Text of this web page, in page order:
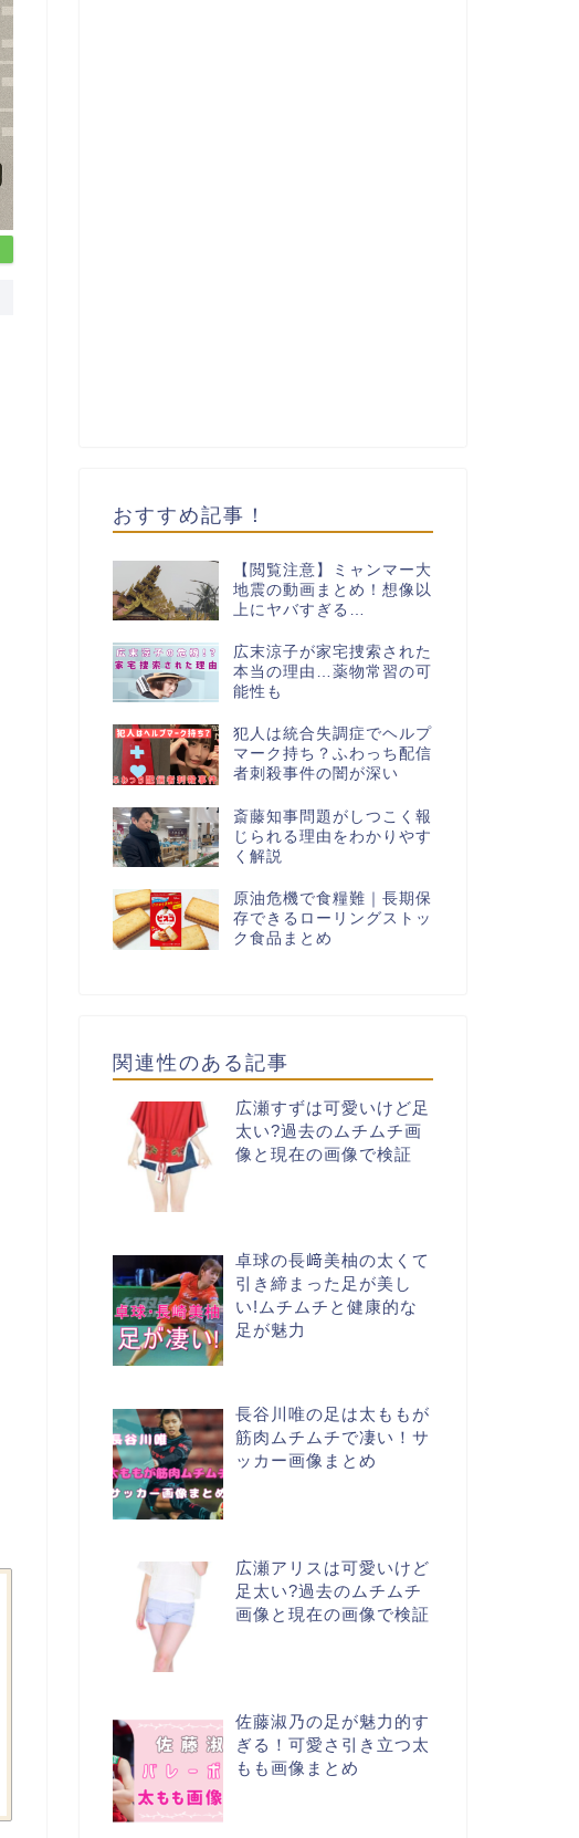
おすすめ記事！
【閲覧注意】ミャンマー大
地震の動画まとめ！想像以
上にヤバすぎる…
広末涼子が家宅捜索された
本当の理由…薬物常習の可
能性も
犯人は統合失調症でヘルプ
マーク持ち？ふわっち配信
者刺殺事件の闇が深い
斎藤知事問題がしつこく報
じられる理由をわかりやす
く解説
原油危機で食糧難｜長期保
存できるローリングストッ
ク食品まとめ
関連性のある記事
広瀬すずは可愛いけど足
太い?過去のムチムチ画
像と現在の画像で検証
卓球の長﨑美柚の太くて
引き締まった足が美し
い!ムチムチと健康的な
足が魅力
長谷川唯の足は太ももが
筋肉ムチムチで凄い！サ
ッカー画像まとめ
広瀬アリスは可愛いけど
足太い?過去のムチムチ
画像と現在の画像で検証
佐藤淑乃の足が魅力的す
ぎる！可愛さ引き立つ太
もも画像まとめ